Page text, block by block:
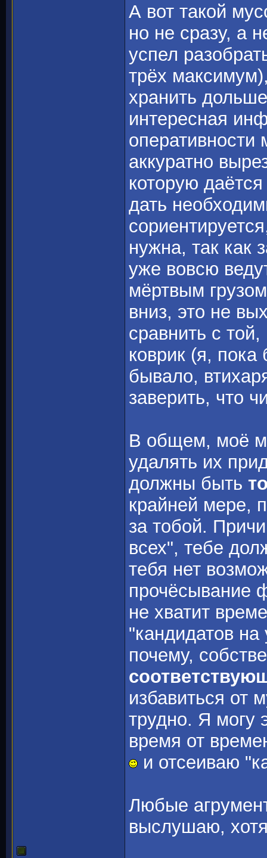
А вот такой
но не сразу, а
успел
трёх
хранить
интересная
аккуратно
которую
дать
нужна, так как
уже вовсю
мёртвым
вниз, это не
сравнить с
коврик (я,
бывало,
заверить, что
В общем, моё
удалять их
должны быть
крайней мере,
за тобой.
всех", тебе
тебя нет
прочёсывание
не хватит
"кандидатов
почему,
избавиться от
трудно. Я могу
время от
и отсеиваю
Любые
выслушаю,